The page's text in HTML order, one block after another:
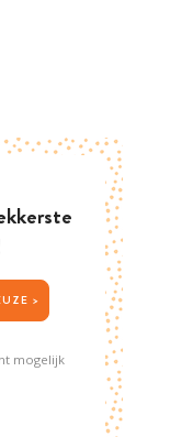
JOUW NIEUWSBRIEFKEUZE >
mogelijk